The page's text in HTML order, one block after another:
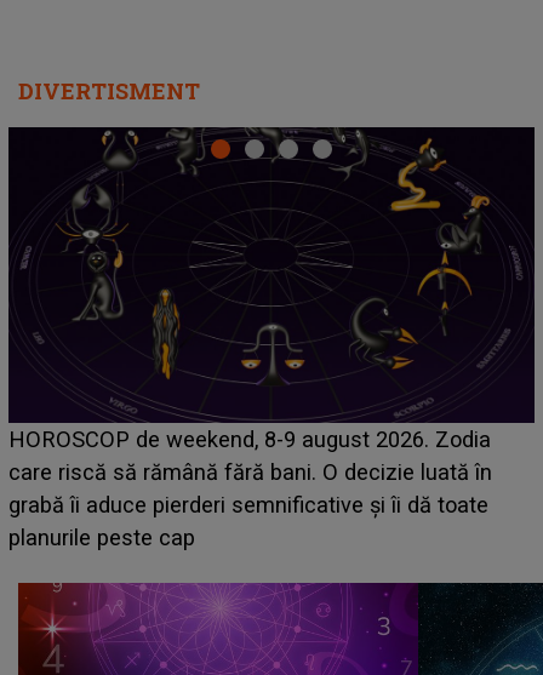
DIVERTISMENT
Emanuel a ținut ACEST DETALIU ASCUNS până
acum! În fața Alexandrei, concurentul din Casa Iubirii
face o MĂRTURISIRE NEAȘTEPTATĂ despre mama
sa: "I-am spus și ei în față, eu nu te iubesc pentru